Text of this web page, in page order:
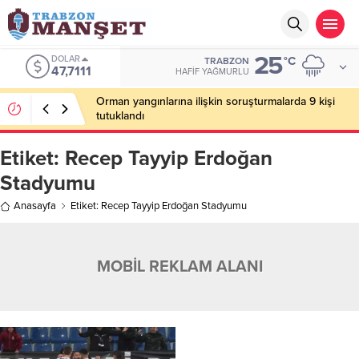
DOLAR
47,7111
TRABZON
HAFIF YAĞMURLU 25°C
Orman yangınlarına ilişkin soruşturmalarda 9 kişi
tutuklandı
Etiket: Recep Tayyip Erdoğan
Stadyumu
Anasayfa Etiket: Recep Tayyip Erdoğan Stadyumu
MOBİL REKLAM ALANI